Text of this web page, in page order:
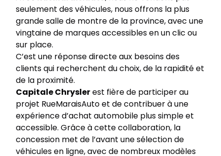
seulement des véhicules, nous offrons la plus
grande salle de montre de la province, avec une
vingtaine de marques accessibles en un clic ou
sur place.
C’est une réponse directe aux besoins des
clients qui recherchent du choix, de la rapidité et
de la proximité.
Capitale Chryslerest fière de participer au
projet RueMaraisAuto et de contribuer à une
expérience d’achat automobile plus simple et
accessible. Grâce à cette collaboration, la
concession met de l’avant une sélection de
véhicules en ligne, avec de nombreux modèles